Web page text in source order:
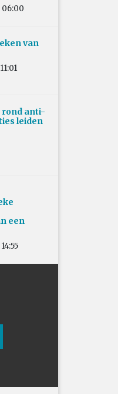
06:00
van
11:01
rond anti-
leiden
een
14:55